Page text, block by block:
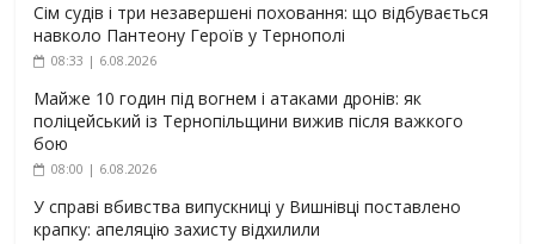
Сім судів і три незавершені поховання: що відбувається
навколо Пантеону Героїв у Тернополі
08:33 | 6.08.2026
Майже 10 годин під вогнем і атаками дронів: як
поліцейський із Тернопільщини вижив після важкого
бою
08:00 | 6.08.2026
У справі вбивства випускниці у Вишнівці поставлено
крапку: апеляцію захисту відхилили